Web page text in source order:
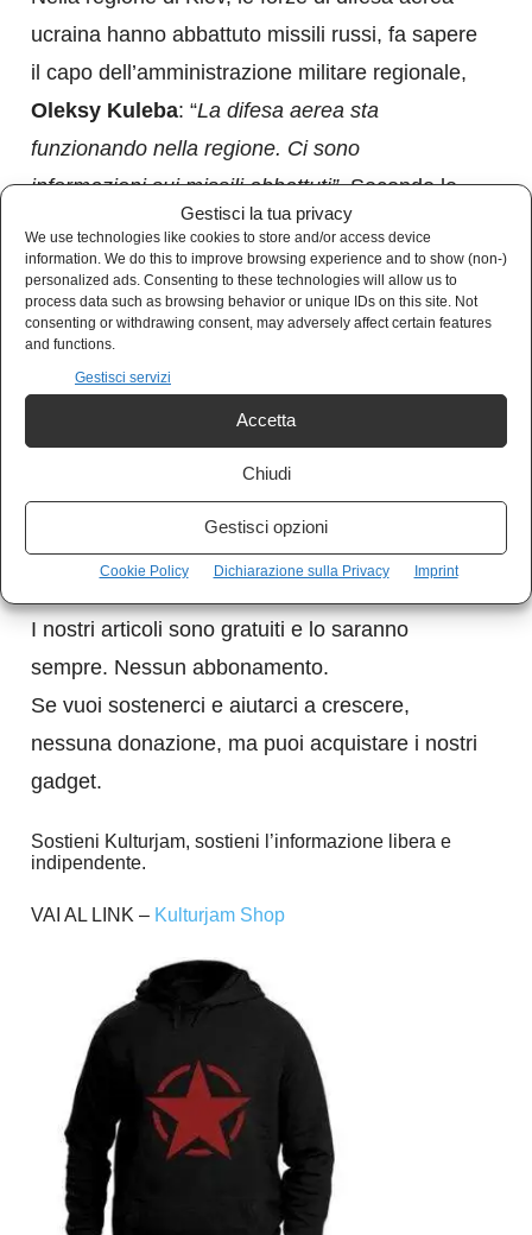
Gestisci la tua privacy
We use technologies like cookies to store and/or access device
information. We do this to improve browsing experience and to show (non-)
personalized ads. Consenting to these technologies will allow us to
process data such as browsing behavior or unique IDs on this site. Not
consenting or withdrawing consent, may adversely affect certain features
and functions.
Gestisci servizi
Accetta
Chiudi
Gestisci opzioni
Cookie Policy Dichiarazione sulla Privacy Imprint
ucraina hanno abbattuto missili russi, fa sapere
il capo dell’amministrazione militare regionale,
Oleksy Kuleba: “La difesa aerea sta
funzionando nella regione. Ci sono
informazioni sui missili abbattuti”. Secondo le
prime informazioni, sono stati abbattuti quattro
razzi e si sono registrate due esplosioni.
Kulturjam.it è un quotidiano indipendente
senza finanziamenti, completamente gratuito.
I nostri articoli sono gratuiti e lo saranno
sempre. Nessun abbonamento.
Se vuoi sostenerci e aiutarci a crescere,
nessuna donazione, ma puoi acquistare i nostri
gadget.
Sostieni Kulturjam, sostieni l’informazione libera e
indipendente.
VAI AL LINK – Kulturjam Shop